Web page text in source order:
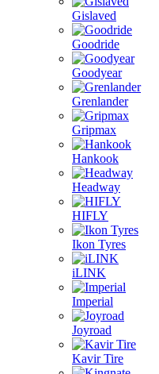
Gislaved
Goodride
Goodyear
Grenlander
Gripmax
Hankook
Headway
HIFLY
Ikon Tyres
iLINK
Imperial
Joyroad
Kavir Tire